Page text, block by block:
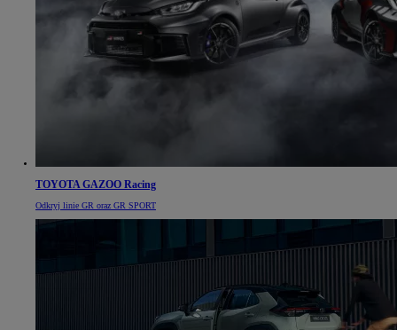
TOYOTA GAZOO Racing
Odkryj linie GR oraz GR SPORT